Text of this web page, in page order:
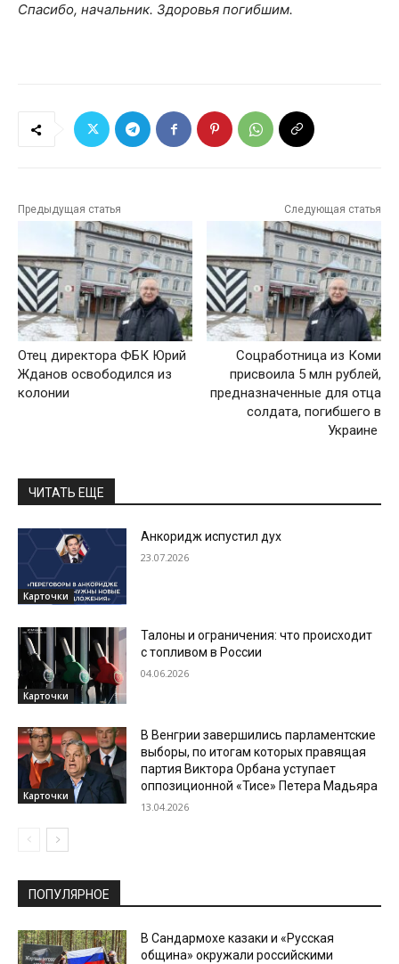
Спасибо, начальник. Здоровья погибшим.
Предыдущая статья
Отец директора ФБК Юрий
Жданов освободился из
колонии
Следующая статья
Соцработница из Коми
присвоила 5 млн рублей,
предназначенные для отца
солдата, погибшего в
Украине
ЧИТАТЬ ЕЩЕ
Карточки
Анкоридж испустил дух
23.07.2026
Карточки
Талоны и ограничения: что происходит
с топливом в России
04.06.2026
Карточки
В Венгрии завершились парламентские
выборы, по итогам которых правящая
партия Виктора Орбана уступает
оппозиционной «Тисе» Петера Мадьяра
13.04.2026
ПОПУЛЯРНОЕ
В Сандармохе казаки и «Русская
община» окружали российскими